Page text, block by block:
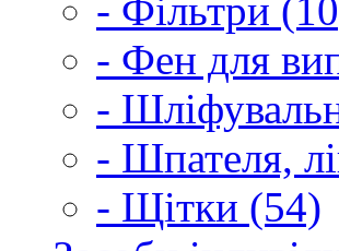
- Фільтри
- Фен для
-
- Шпателя,
- Щітки (54)